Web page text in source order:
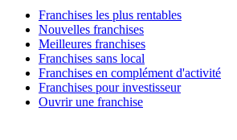
Franchises les plus rentables
Nouvelles franchises
Meilleures franchises
Franchises sans local
Franchises en complément d'activité
Franchises pour investisseur
Ouvrir une franchise